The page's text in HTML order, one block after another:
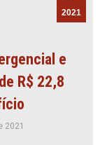
2021
e
R$ 22,8
2021